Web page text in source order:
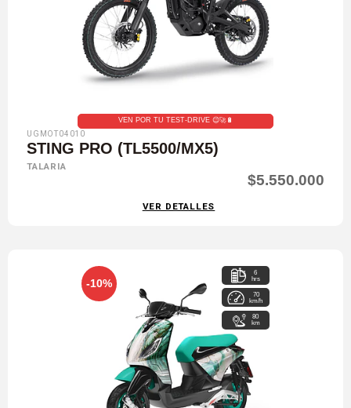
VEN POR TU TEST-DRIVE 😉🚀🔋
UGMOT04010
STING PRO (TL5500/MX5)
TALARIA
$5.550.000
VER DETALLES
-10%
6
hrs
70
km/h
80
km